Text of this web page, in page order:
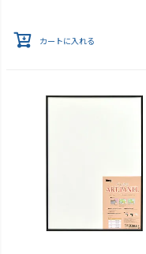
カートに入れる